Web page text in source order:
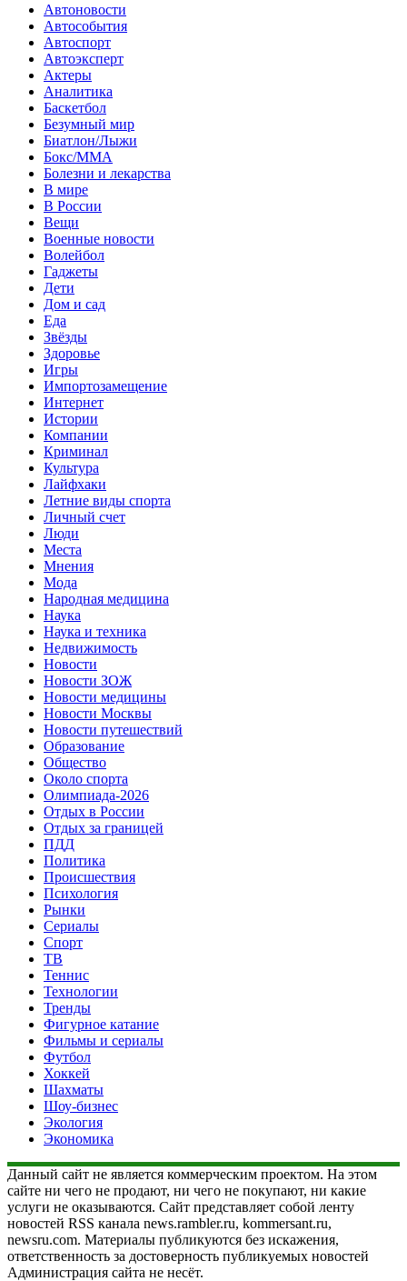
Автоновости
Автособытия
Автоспорт
Автоэксперт
Актеры
Аналитика
Баскетбол
Безумный мир
Биатлон/Лыжи
Бокс/MMA
Болезни и лекарства
В мире
В России
Вещи
Военные новости
Волейбол
Гаджеты
Дети
Дом и сад
Еда
Звёзды
Здоровье
Игры
Импортозамещение
Интернет
Истории
Компании
Криминал
Культура
Лайфхаки
Летние виды спорта
Личный счет
Люди
Места
Мнения
Мода
Народная медицина
Наука
Наука и техника
Недвижимость
Новости
Новости ЗОЖ
Новости медицины
Новости Москвы
Новости путешествий
Образование
Общество
Около спорта
Олимпиада-2026
Отдых в России
Отдых за границей
ПДД
Политика
Происшествия
Психология
Рынки
Сериалы
Спорт
ТВ
Теннис
Технологии
Тренды
Фигурное катание
Фильмы и сериалы
Футбол
Хоккей
Шахматы
Шоу-бизнес
Экология
Экономика
Данный сайт не является коммерческим проектом. На этом
сайте ни чего не продают, ни чего не покупают, ни какие
услуги не оказываются. Сайт представляет собой ленту
новостей RSS канала news.rambler.ru, kommersant.ru,
newsru.com. Материалы публикуются без искажения,
ответственность за достоверность публикуемых новостей
Администрация сайта не несёт.